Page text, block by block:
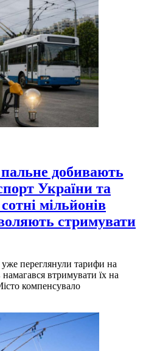
добивають
України та
мільйонів
стримувати
переглянули тарифи на
намагався втримувати їх на
компенсувало